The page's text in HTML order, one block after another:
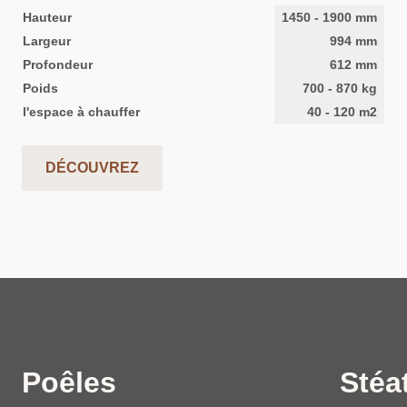
Hauteur 1450 - 1900 mm
Largeur
994 mm
Profondeur
612 mm
Poids
700 - 870 kg
l'espace à chauffer
40 - 120 m2
DÉCOUVREZ
Poêles